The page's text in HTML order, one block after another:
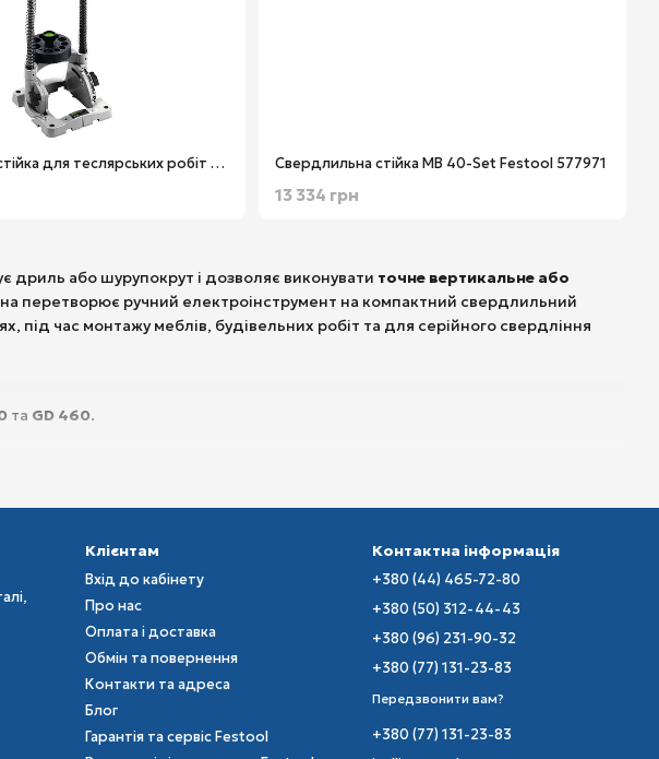
дриль або шурупокрут і дозволяє виконувати точне вертикальне або
перетворює ручний електроінструмент на компактний свердлильний
під час монтажу меблів, будівельних робіт та для серійного свердління
та GD 460.
на об’єкті.
отвори, свердлити торці деталей або робити серії однакових
для кращої видимості робочої зони.
дрилями та шурупокрутами Festool.
18/4, TDC 18/4, C 18, T 18 з кріпленням FastFix (не підходить до CXS/TXS)
конструкціями — балками, панелями та елементами каркасних
виконувати глибокі отвори без відхилення.
Свердлильна стійка для теслярських робіт GD 460 A Festool 769042 Свердлильна стійка MB 40-Set Festool 577971
13 334 грн
Клієнтам
Вхід до кабінету
Про нас
Оплата і доставка
Обмін та повернення
Контакти та адреса
Блог
Гарантія та сервіс Festool
Контактна інформація
+380 (44) 465-72-80
+380 (50) 312-44-43
+380 (96) 231-90-32
+380 (77) 131-23-83
Передзвонити вам?
+380 (77) 131-23-83